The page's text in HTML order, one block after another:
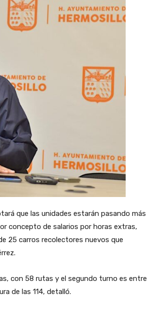
que las unidades estarán pasando más
concepto de salarios por horas extras,
25 carros recolectores nuevos que
con 58 rutas y el segundo turno es entre
de las 114, detalló.